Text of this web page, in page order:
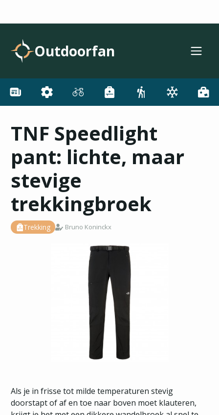
Outdoorfan
TNF Speedlight
pant: lichte, maar
stevige
trekkingbroek
Trekking Bruno Koninckx
Als je in frisse tot milde temperaturen stevig
doorstapt of af en toe naar boven moet klauteren,